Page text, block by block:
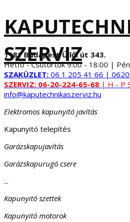
SZERVIZ
1181 Budapest Üllői út 343.
Hétfő - Csütörtök 9:00 - 18:00 |
SZAKÜZLET: 06 1 205 41 66 |
SZERVIZ: 06-20-224-65-68 | H - P
info@kaputechnikaszerviz.hu
Elektromos kapunyitó javítás
Kapunyitó telepítés
Garázskapujavítás
Garázskapurugó csere
...
Kapunyitó szettek
Kapunyitó motorok